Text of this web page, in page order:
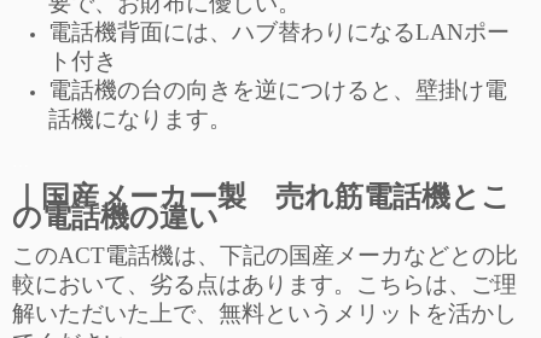
電話機背面には、ハブ替わりになるLANポー
ト付き
電話機の台の向きを逆につけると、壁掛け電
話機になります。
｜国産メーカー製 売れ筋電話機とこ
の電話機の違い
このACT電話機は、下記の国産メーカなどとの比
較において、劣る点はあります。こちらは、ご理
解いただいた上で、無料というメリットを活かし